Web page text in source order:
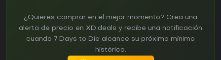
¿Quieres comprar en el mejor momento? Crea una
alerta de precio en XD.deals y recibe una notificación
cuando 7 Days to Die alcance su próximo mínimo
histórico.